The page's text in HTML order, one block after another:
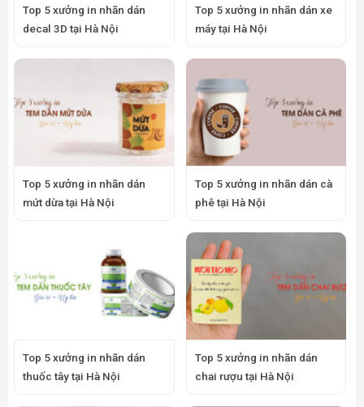
Top 5 xưởng in nhãn dán
decal 3D tại Hà Nội
Top 5 xưởng in nhãn dán xe
máy tại Hà Nội
Top 5 xưởng in nhãn dán
mứt dừa tại Hà Nội
Top 5 xưởng in nhãn dán cà
phê tại Hà Nội
Top 5 xưởng in nhãn dán
thuốc tây tại Hà Nội
Top 5 xưởng in nhãn dán
chai rượu tại Hà Nội